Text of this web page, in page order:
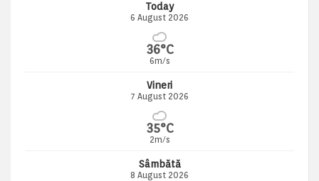
Today
6 August 2026
36°C
6m/s
Vineri
7 August 2026
35°C
2m/s
Sâmbătă
8 August 2026